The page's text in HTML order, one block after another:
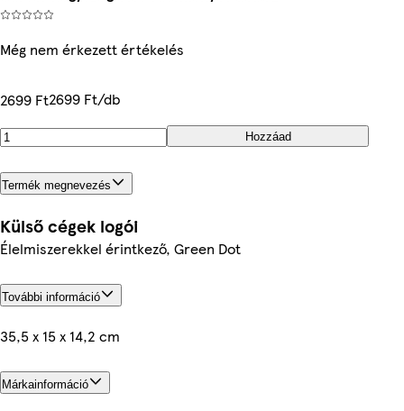
Még nem érkezett értékelés
2699 Ft2699 Ft/db
Hozzáad
Termék megnevezés
Külső cégek logói
Élelmiszerekkel érintkező, Green Dot
További információ
35,5 x 15 x 14,2 cm
Márkainformáció